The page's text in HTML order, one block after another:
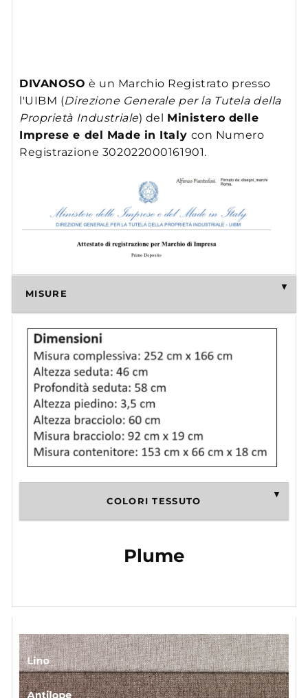
DIVANOSO è un Marchio Registrato presso
l'UIBM (Direzione Generale per la Tutela della
Proprietà Industriale) del Ministero delle
Imprese e del Made in Italy con Numero
Registrazione 302022000161901.
MISURE
COLORI TESSUTO
Plume